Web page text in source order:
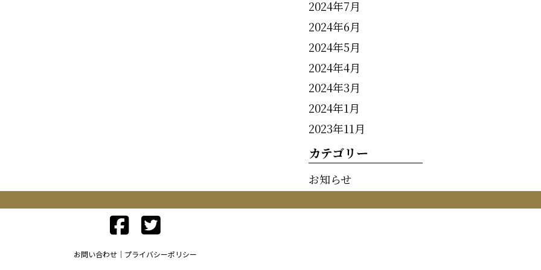
2024年7月
2024年6月
2024年5月
2024年4月
2024年3月
2024年1月
2023年11月
カテゴリー
お知らせ
お問い合わせ プライバシーポリシー